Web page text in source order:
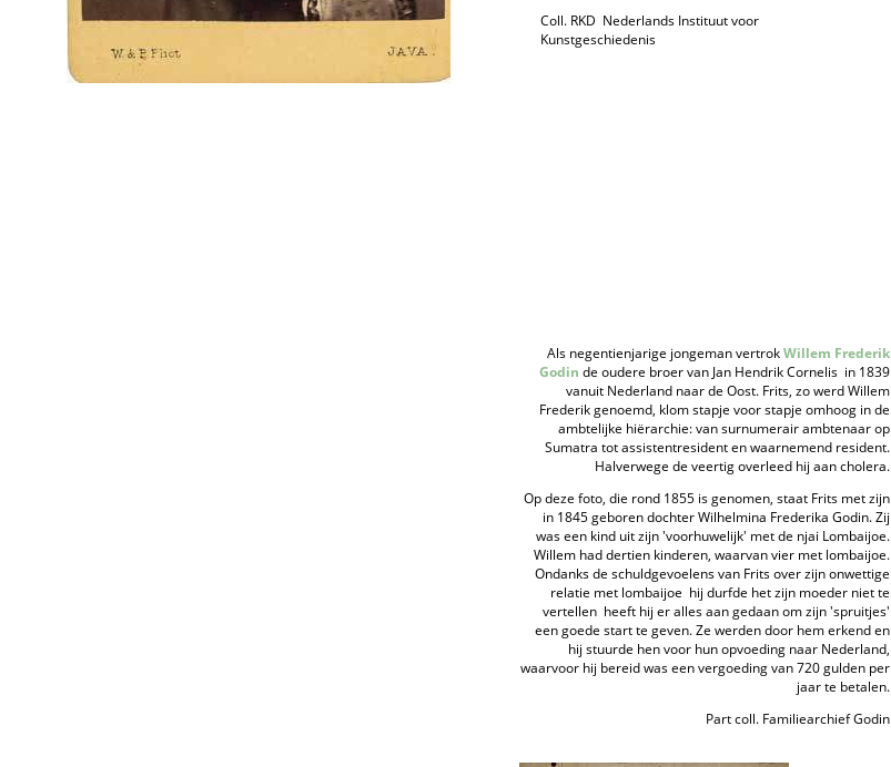
Coll. RKD ­ Nederlands Instituut voor
Kunstgeschiedenis
Als negentienjarige jongeman vertrokWillem Frederik
Godin ­ de oudere broer van Jan Hendrik Cornelis ­ in 1839
vanuit Nederland naar de Oost. Frits, zo werd Willem
Frederik genoemd, klom stapje voor stapje omhoog in de
ambtelijke hiërarchie: van surnumerair ambtenaar op
Sumatra tot assistent­resident en waarnemend resident.
Halverwege de veertig overleed hij aan cholera.
Op deze foto, die rond 1855 is genomen, staat Frits met zijn
in 1845 geboren dochter Wilhelmina Frederika Godin. Zij
was een kind uit zijn 'voorhuwelijk' met de njai Lombaijoe.
Willem had dertien kinderen, waarvan vier met lombaijoe.
Ondanks de schuldgevoelens van Frits over zijn onwettige
relatie met lombaijoe ­ hij durfde het zijn moeder niet te
vertellen ­ heeft hij er alles aan gedaan om zijn 'spruitjes'
een goede start te geven. Ze werden door hem erkend en
hij stuurde hen voor hun opvoeding naar Nederland,
waarvoor hij bereid was een vergoeding van 720 gulden per
jaar te betalen.
Part coll. Familiearchief Godin